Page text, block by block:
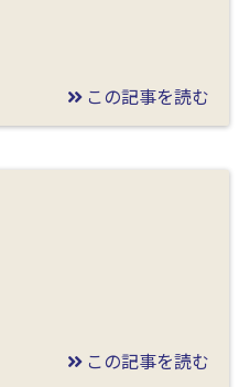
この記事を読む
この記事を読む